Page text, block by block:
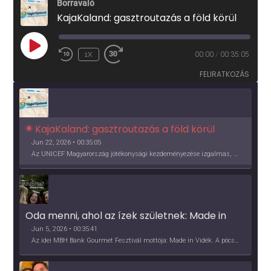
Borravaló
KajaKaland: gasztroutazás a föld körül
PLAY
EPISODE
1X 00:00 / 00:35:05
FELIRATKOZÁS
KajaKaland: gasztroutazás a föld körül
Jun 22, 2026 • 00:35:05
Az UNICEF Magyarország jótékonysági kezdeményezése izgalmas, egész éves világkörüli ízutazásra hív, igazi családi program és gasztroedukáció, illetve segítség a rászorulóknak is egyben.
Oda menni, ahol az ízek születnek: Made in
Vidék, Gourmet Fesztivál 2026
Jun 5, 2026 • 00:35:41
Az idei MBH Bank Gourmet Fesztivál mottója: Made in Vidék. A pócsmegyeri Papi, a mályinkai Iszkor és a szigligeti Villa Kabala tulajdonosai beszélnek arról, hogy mit jelentenek nekik a vidék ízei.